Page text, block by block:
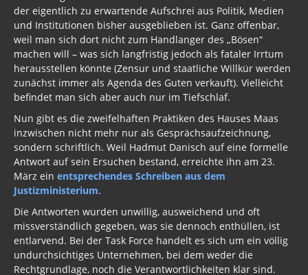
der eigentlich zu erwartende Aufschrei aus Politik, Medien
und Institutionen bisher ausgeblieben ist. Ganz offenbar,
weil man sich dort nicht zum Handlanger des „Bösen“
machen will – was sich langfristig jedoch als fataler Irrtum
herausstellen könnte (Zensur und staatliche Willkür werden
zunächst immer als Agenda des Guten verkauft). Vielleicht
befindet man sich aber auch nur im Tiefschlaf.
Nun gibt es die zweifelhaften Praktiken des Hauses Maas
inzwischen nicht mehr nur als Gesprächsaufzeichnung,
sondern schriftlich. Weil Hadmut Danisch auf eine formelle
Antwort auf sein Ersuchen bestand, erreichte ihn am 23.
März ein entsprechendes Schreiben aus dem
Justizministerium.
Die Antworten wurden unwillig, ausweichend und oft
missverständlich gegeben, was sie dennoch enthüllen, ist
entlarvend. Bei der Task Force handelt es sich um ein völlig
undurchsichtiges Unternehmen, bei dem weder die
Rechtgrundlage, noch die Verantwortlichkeiten klar sind.